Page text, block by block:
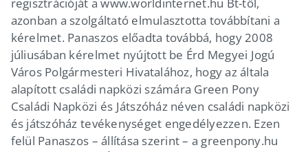
azonban a szolgáltató elmulasztotta továbbítani a
kérelmet. Panaszos előadta továbbá, hogy 2008
júliusában kérelmet nyújtott be Érd Megyei Jogú
Város Polgármesteri Hivatalához, hogy az általa
alapított családi napközi számára Green Pony
Családi Napközi és Játszóház néven családi napközi
és játszóház tevékenységet engedélyezzen. Ezen
felül Panaszos – állítása szerint – a greenpony.hu